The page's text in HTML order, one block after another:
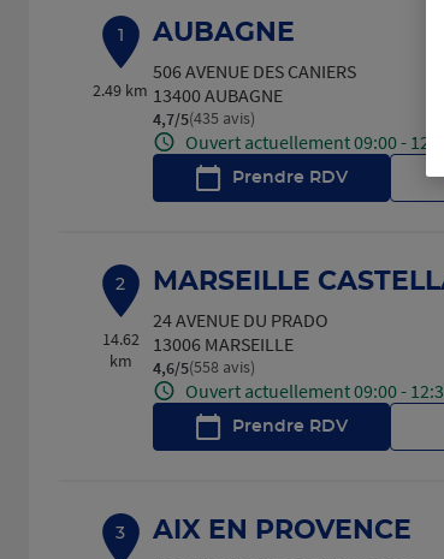
1
2.49 km
AUBAGNE
506 AVENUE DES CANIERS
13400 AUBAGNE
4,7/5Note de 4.7 sur 5
(435 avis)
Ouvert actuellement 09:00 -
Prendre RDV
2
14.62
km
MARSEILLE
24 AVENUE DU PRADO
13006 MARSEILLE
4,6/5Note de 4.6 sur 5
(558 avis)
Ouvert actuellement 09:00 -
Prendre RDV
3 AIX EN PROVENCE